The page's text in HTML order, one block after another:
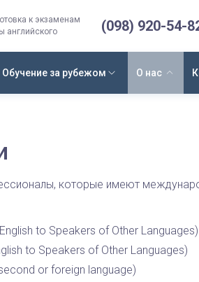
к экзаменам
английского
(098) 920-54-
Обучение за рубежом О нас
которые имеют
to Speakers of Other Languages)
to Speakers of Other Languages)
or foreign language)